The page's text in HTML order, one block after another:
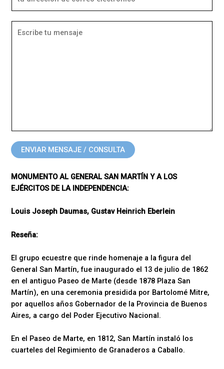
ENVIAR MENSAJE / CONSULTA
MONUMENTO AL GENERAL SAN MARTÍN Y A LOS
EJÉRCITOS DE LA INDEPENDENCIA:
Louis Joseph Daumas, Gustav Heinrich Eberlein
Reseña:
El grupo ecuestre que rinde homenaje a la figura del
General San Martín, fue inaugurado el 13 de julio de 1862
en el antiguo Paseo de Marte (desde 1878 Plaza San
Martín), en una ceremonia presidida por Bartolomé Mitre,
por aquellos años Gobernador de la Provincia de Buenos
Aires, a cargo del Poder Ejecutivo Nacional.
En el Paseo de Marte, en 1812, San Martín instaló los
cuarteles del Regimiento de Granaderos a Caballo.